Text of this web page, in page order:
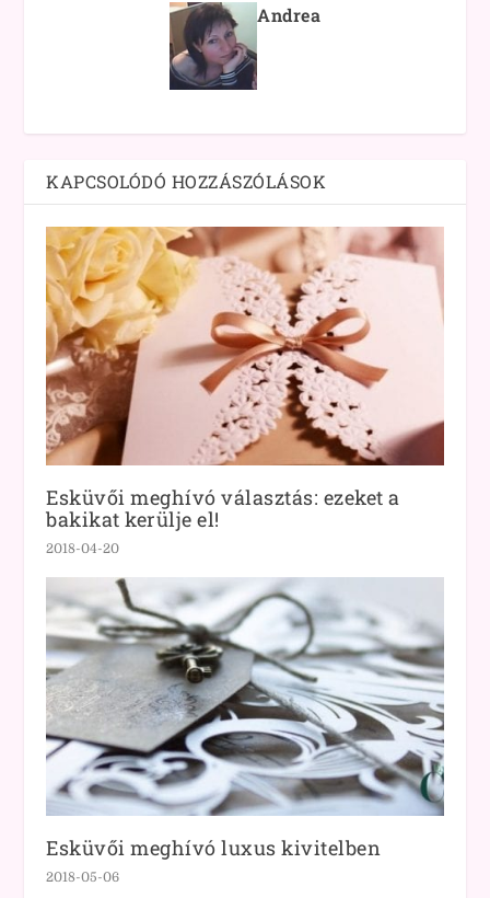
Andrea
KAPCSOLÓDÓ HOZZÁSZÓLÁSOK
Esküvői meghívó választás: ezeket a
bakikat kerülje el!
2018-04-20
Esküvői meghívó luxus kivitelben
2018-05-06